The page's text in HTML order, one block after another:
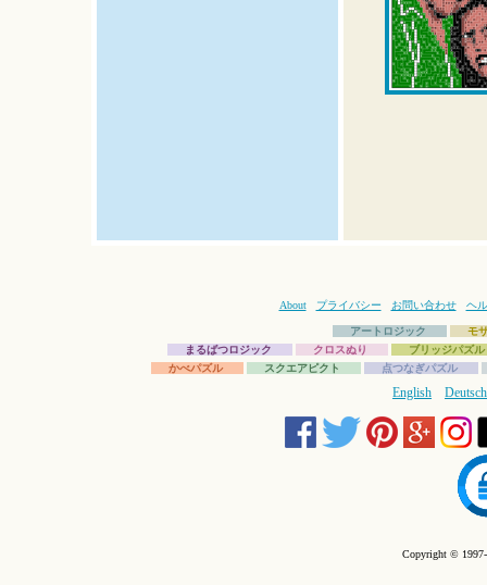
About プライバシー お問い合わせ ヘ
アートロジック
モ
まるばつロジック
クロスぬり
ブリッジパズル
かべパズル
スクエアピクト 点つなぎパズル
English Deutsch
Copyright ©